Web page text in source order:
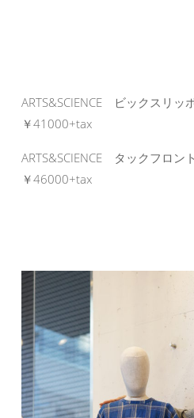
ARTS&SCIENCE ビックスリッ
￥41000+tax
ARTS&SCIENCE タックフロン
￥46000+tax